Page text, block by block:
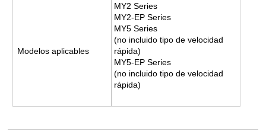
Modelos aplicables
MY2 Series
MY2-EP Series
MY5 Series
(no incluido tipo de velocidad
rápida)
MY5-EP Series
(no incluido tipo de velocidad
rápida)